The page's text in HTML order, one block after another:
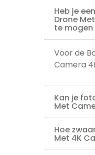
Heb je
Drone
te mogen
Voor de
Camera
Kan je
Met
Hoe
Met 4K